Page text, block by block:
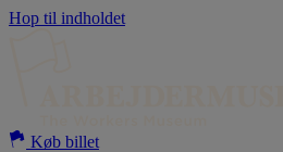
Hop til indholdet
Køb billet